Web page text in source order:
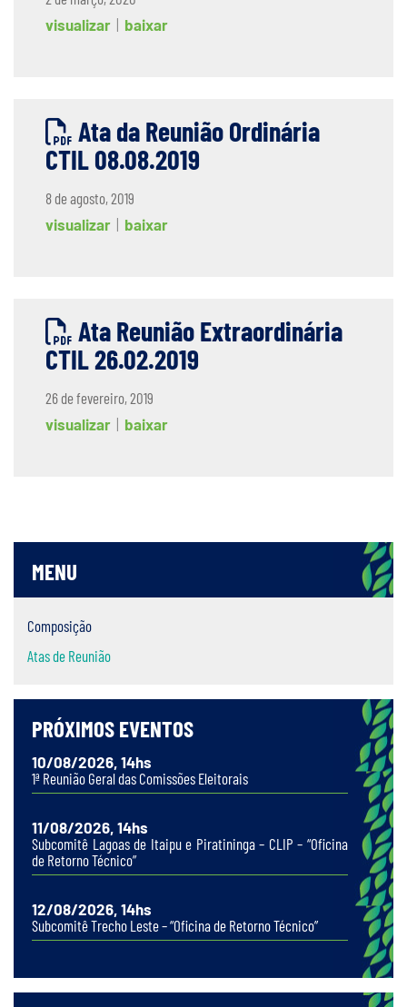
MENU
Composição
Atas de Reunião
PRÓXIMOS EVENTOS
10/08/2026, 14hs
1ª Reunião Geral das Comissões Eleitorais
11/08/2026, 14hs
Subcomitê Lagoas de Itaipu e Piratininga – CLIP – “Oficina
de Retorno Técnico”
12/08/2026, 14hs
Subcomitê Trecho Leste – “Oficina de Retorno Técnico”
visualizar
baixar
Ata da Reunião Ordinária
CTIL 08.08.2019
8 de agosto, 2019
visualizar
baixar
Ata Reunião Extraordinária
CTIL 26.02.2019
26 de fevereiro, 2019
visualizar
baixar